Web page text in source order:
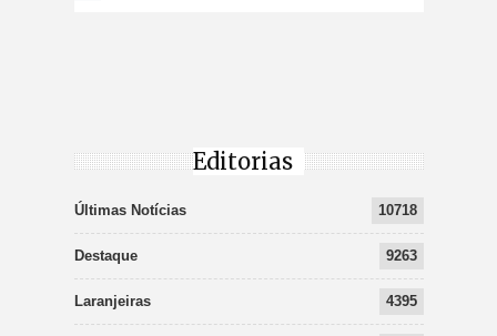
Editorias
Últimas Notícias 10718
Destaque 9263
Laranjeiras 4395